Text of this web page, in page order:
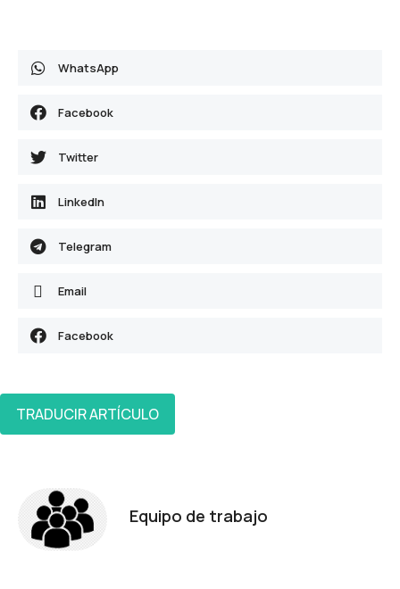
WhatsApp
Facebook
Twitter
LinkedIn
Telegram
Email
Facebook
TRADUCIR ARTÍCULO
Equipo de trabajo